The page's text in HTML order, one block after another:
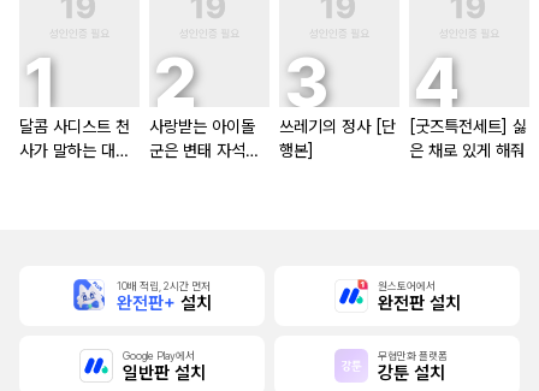
달콤 사디스트 천
사가 말하는 대로
사랑받는 아이돌
군은 변태 자석
쓰레기의 정사 [단
행본]
[굿즈특전세트] 싫
은 채로 있게 해줘
10배 적립, 2시간 먼저
완전판+ 설치
원스토어에서
완전판 설치
Google Play에서
일반판 설치
무협만화 플랫폼
강툰 설치